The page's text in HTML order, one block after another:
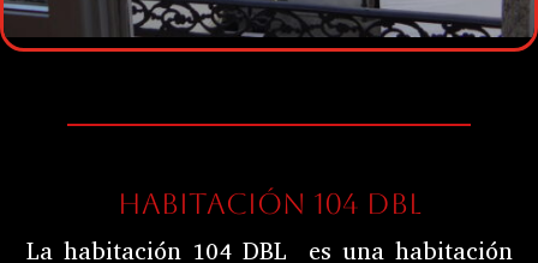
HABITACIÓN 104 DBL
La habitación 104 DBL es una habitación